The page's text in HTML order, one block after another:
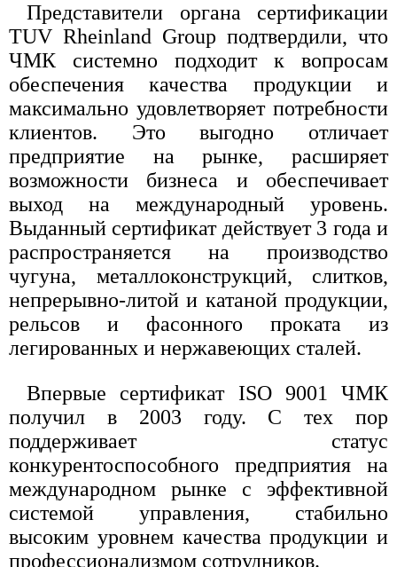
Представители органа сертификации
TUV Rheinland Group подтвердили, что
ЧМК системно подходит к вопросам
обеспечения качества продукции и
максимально удовлетворяет потребности
клиентов. Это выгодно отличает
предприятие на рынке, расширяет
возможности бизнеса и обеспечивает
выход на международный уровень.
Выданный сертификат действует 3 года и
распространяется на производство
чугуна, металлоконструкций, слитков,
непрерывно-литой и катаной продукции,
рельсов и фасонного проката из
легированных и нержавеющих сталей.
Впервые сертификат ISO 9001 ЧМК
получил в 2003 году. С тех пор
поддерживает статус
конкурентоспособного предприятия на
международном рынке с эффективной
системой управления, стабильно
высоким уровнем качества продукции и
профессионализмом сотрудников.